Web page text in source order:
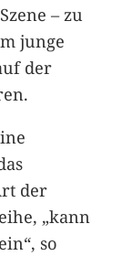
– zu
junge
der
der
„kann
so